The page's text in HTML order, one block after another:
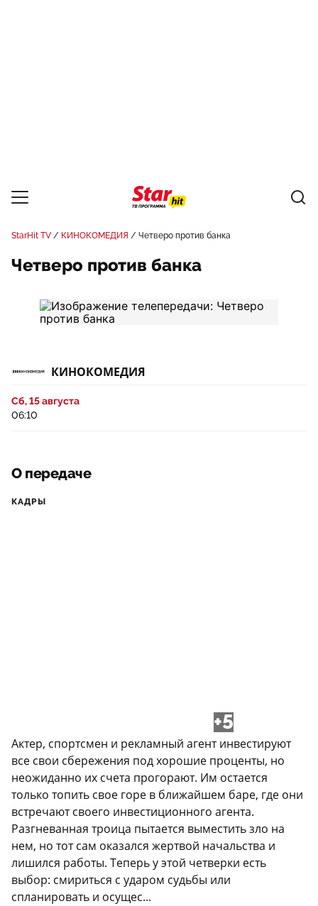
StarHit TV КИНОКОМЕДИЯ Четверо против банка
Четверо против банка
КИНОКОМЕДИЯ
Сб, 15 августа
06:10
О передаче
КАДРЫ
+5
Актер, спортсмен и рекламный агент инвестируют
все свои сбережения под хорошие проценты, но
неожиданно их счета прогорают. Им остается
только топить свое горе в ближайшем баре, где они
встречают своего инвестиционного агента.
Разгневанная троица пытается выместить зло на
нем, но тот сам оказался жертвой начальства и
лишился работы. Теперь у этой четверки есть
выбор: смириться с ударом судьбы или
спланировать и осущес...